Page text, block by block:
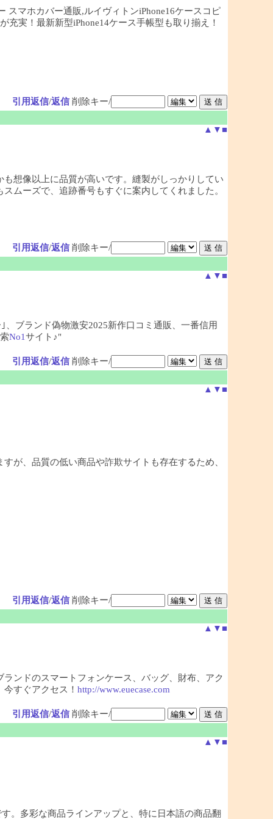
スマホカバー通販,ルイヴィトンiPhone16ケースコピ
充実！最新新型iPhone14ケース手帳型も取り揃え！
引用返信/返信 削除キー/
▲ ▼ ■
想像以上に品質が高いです。縫製がしっかりしてい
ムーズで、追跡番号もすぐに案内してくれました。
引用返信/返信 削除キー/
▲ ▼ ■
ブランド偽物激安2025新作口コミ通販、一番信用
No1サイト♪"
引用返信/返信 削除キー/
▲ ▼ ■
が、品質の低い商品や詐欺サイトも存在するため、
引用返信/返信 削除キー/
▲ ▼ ■
ンドのスマートフォンケース、バッグ、財布、アク
すぐアクセス！ http://www.euecase.com
引用返信/返信 削除キー/
▲ ▼ ■
。多彩な商品ラインアップと、特に日本語の商品翻